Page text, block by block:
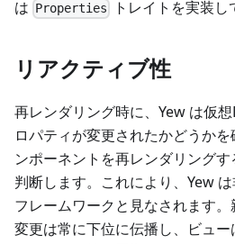
は Properties トレイトを実装し
リアクティブ性
再レンダリング時に、Yew は仮
ロパティが変更されたかどうか
ンポーネントを再レンダリング
判断します。これにより、Yew
フレームワークと見なされます
変更は常に下位に伝播し、ビュ